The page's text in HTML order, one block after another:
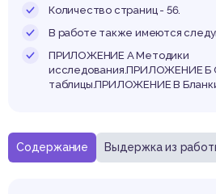
Содержание Выдержка из
Количество страниц - 56.
В работе также имеются
ПРИЛОЖЕНИЕ А Методики
исследования.ПРИЛОЖЕНИЕ Б
таблицы.ПРИЛОЖЕНИЕ В